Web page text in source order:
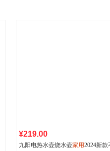
¥219.00
九阳电热水壶烧水壶家用2024新款